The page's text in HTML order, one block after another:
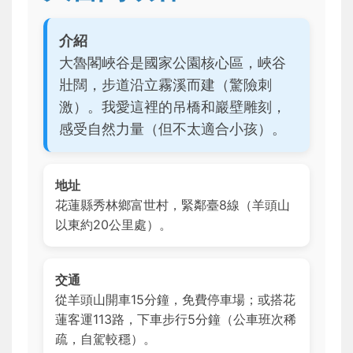
介紹
大魯閣峽谷是國家公園核心區，峽谷
壯闊，步道沿立霧溪而建（驚險刺
激）。我愛這裡的吊橋和巖壁雕刻，
感受自然力量（但不太適合小孩）。
地址
花蓮縣秀林鄉富世村，緊鄰臺8線（羊頭山
以東約20公里處）。
交通
從羊頭山開車15分鐘，免費停車場；或搭花
蓮客運113路，下車步行5分鐘（公車班次稀
疏，自駕較穩）。